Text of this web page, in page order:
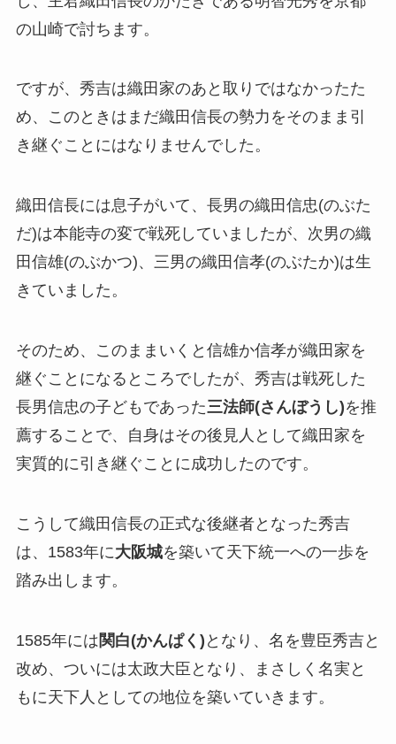
の山崎で討ちます。
ですが、秀吉は織田家のあと取りではなかったた
め、このときはまだ織田信長の勢力をそのまま引
き継ぐことにはなりませんでした。
織田信長には息子がいて、長男の織田信忠(のぶた
だ)は本能寺の変で戦死していましたが、次男の織
田信雄(のぶかつ)、三男の織田信孝(のぶたか)は生
きていました。
そのため、このままいくと信雄か信孝が織田家を
継ぐことになるところでしたが、秀吉は戦死した
長男信忠の子どもであった三法師(さんぼうし)を推
薦することで、自身はその後見人として織田家を
実質的に引き継ぐことに成功したのです。
こうして織田信長の正式な後継者となった秀吉
は、1583年に大阪城を築いて天下統一への一歩を
踏み出します。
1585年には関白(かんぱく) となり、名を豊臣秀吉と
改め、ついには太政大臣となり、まさしく名実と
もに天下人としての地位を築いていきます。